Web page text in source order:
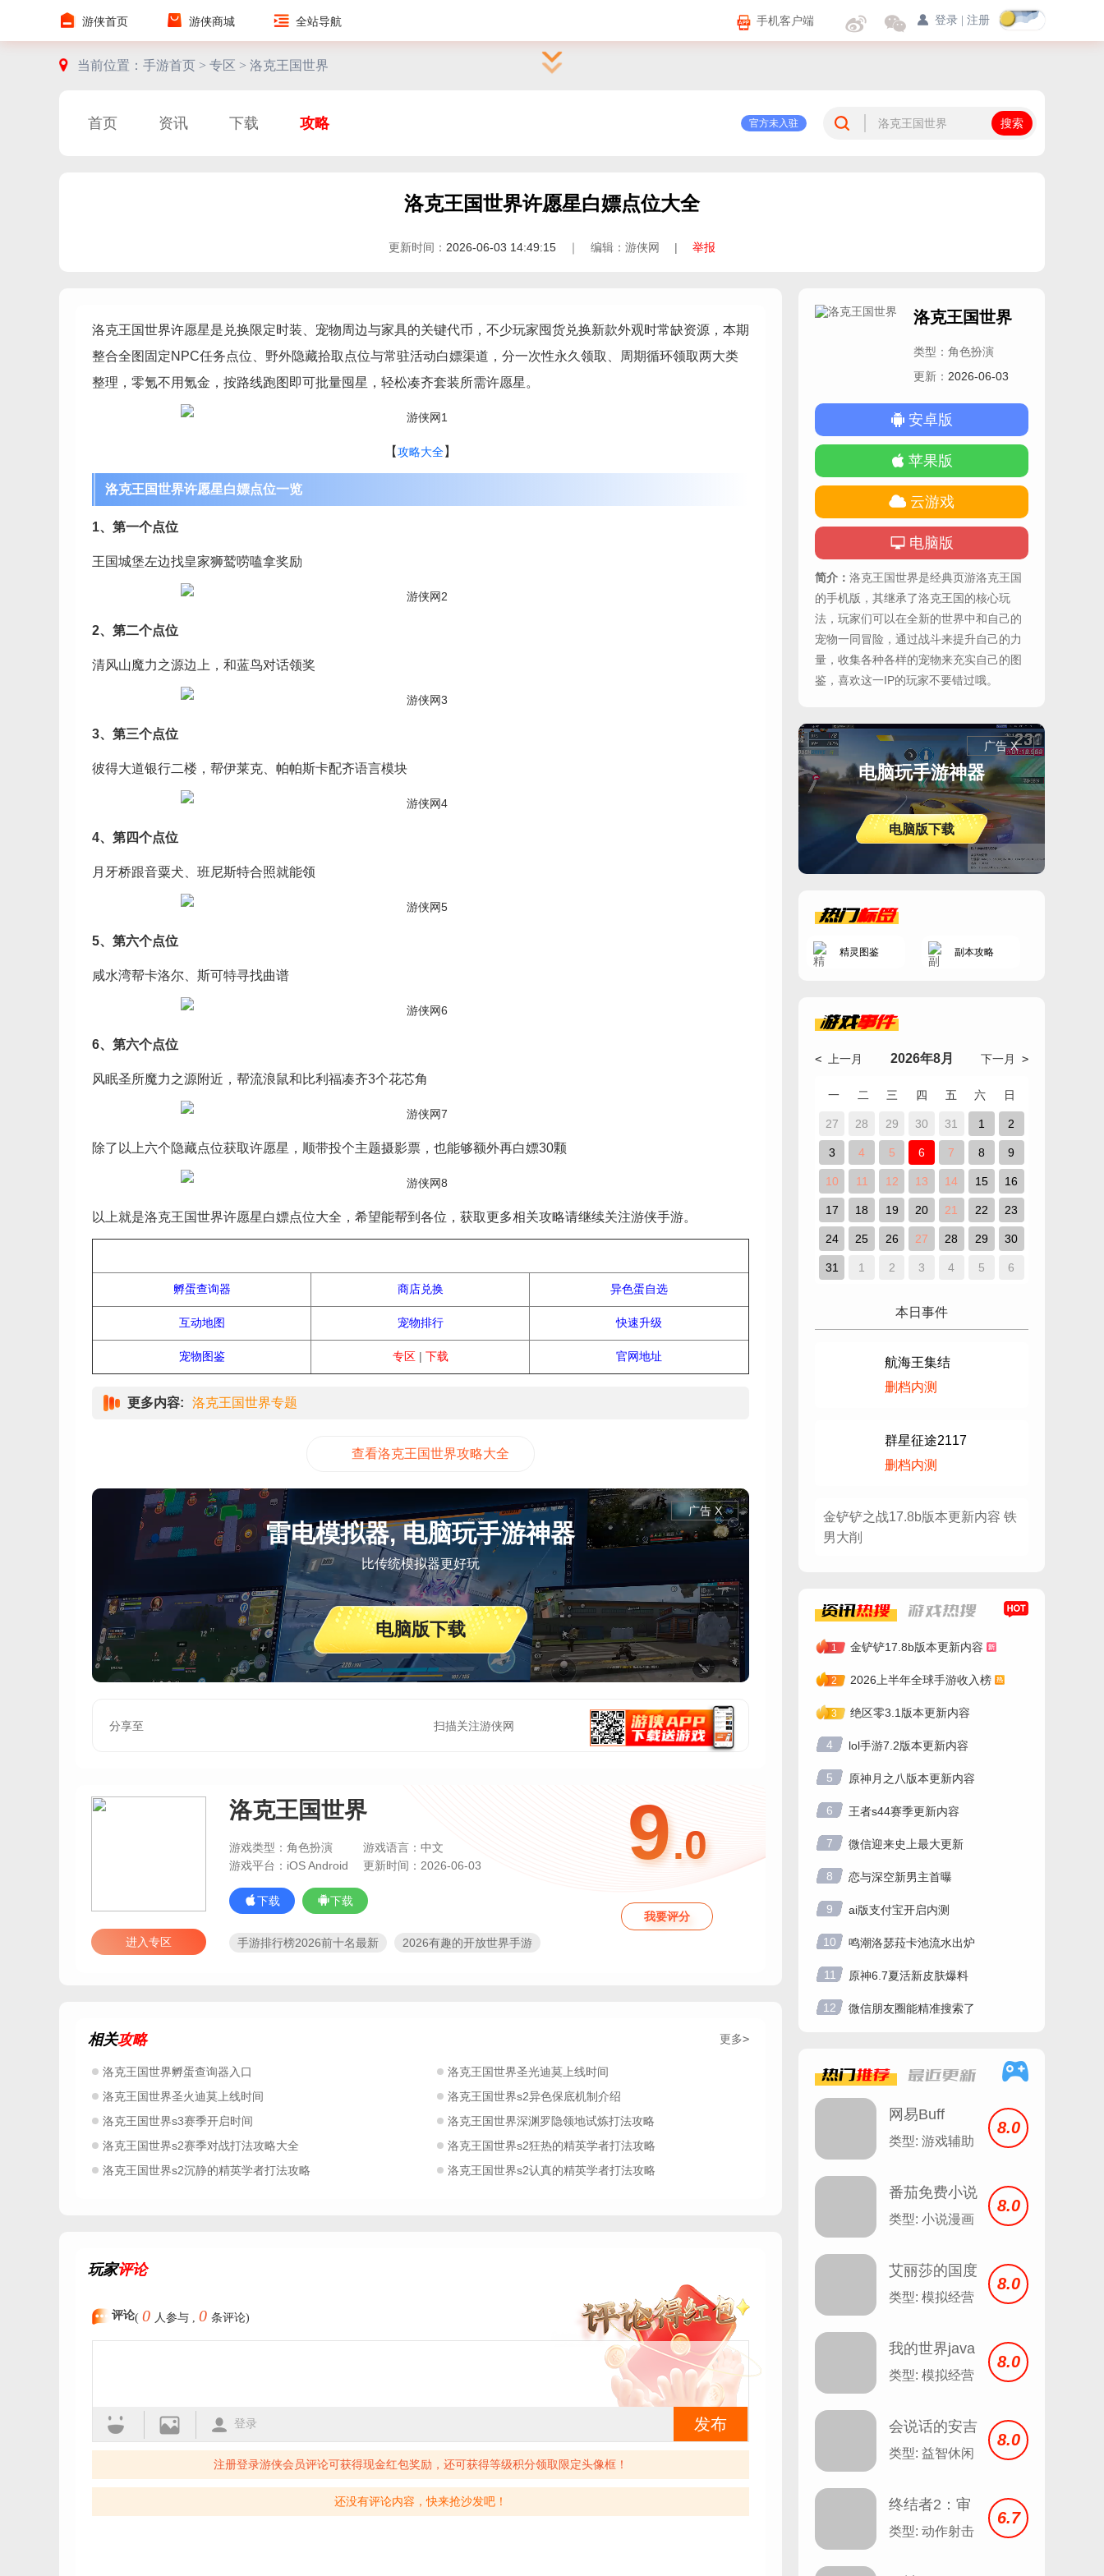
游侠首页 游侠商城 全站导航 登录 注册
手机客户端
当前位置： 手游首页 > 专区 > 洛克王国世界
首页 资讯 下载 攻略 官方未入驻
洛克王国世界许愿星白嫖点位大全
更新时间： 2026-06-03 14:49:15 ｜ 编辑：游侠网 | 举报
洛克王国世界许愿星是兑换限定时装、宠物周边与家具的关键代币，不少玩家囤货兑换新款外观时常缺资源，本期
整合全图固定NPC任务点位、野外隐藏拾取点位与常驻活动白嫖渠道，分一次性永久领取、周期循环领取两大类
整理，零氪不用氪金，按路线跑图即可批量囤星，轻松凑齐套装所需许愿星。
【攻略大全】
洛克王国世界许愿星白嫖点位一览
1、第一个点位
王国城堡左边找皇家狮鹫唠嗑拿奖励
2、第二个点位
清风山魔力之源边上，和蓝鸟对话领奖
3、第三个点位
彼得大道银行二楼，帮伊莱克、帕帕斯卡配齐语言模块
4、第四个点位
月牙桥跟音粟犬、班尼斯特合照就能领
5、第六个点位
咸水湾帮卡洛尔、斯可特寻找曲谱
6、第六个点位
风眠圣所魔力之源附近，帮流浪鼠和比利福凑齐3个花芯角
除了以上六个隐藏点位获取许愿星，顺带投个主题摄影票，也能够额外再白嫖30颗
以上就是洛克王国世界许愿星白嫖点位大全，希望能帮到各位，获取更多相关攻略请继续关注游侠手游。
孵蛋查询器 商店兑换 异色蛋自选
互动地图 宠物排行 快速升级
宠物图鉴 专区| 下载 官网地址
更多内容: 洛克王国世界专题
查看洛克王国世界攻略大全
雷电模拟器, 电脑玩手游神器
比传统模拟器更好玩
电脑版下载
广告 X
分享至 扫描关注游侠网
洛克王国世界
游戏类型：角色扮演
游戏语言：中文
游戏平台：iOS Android
更新时间：2026-06-03
下载 下载
9.0
我要评分
进入专区
手游排行榜2026前十名最新
2026有趣的开放世界手游
征服世界的游戏
世界型的战争策略游戏
洛克王国世界
洛克王国世界手机版
洛克王国世界正版
洛克王国世界官方版
洛克王国世界安卓版
相关攻略 更多>
洛克王国世界孵蛋查询器入口
洛克王国世界圣光迪莫上线时间
洛克王国世界圣火迪莫上线时间
洛克王国世界s2异色保底机制介绍
洛克王国世界s3赛季开启时间
洛克王国世界深渊罗隐领地试炼打法攻略
洛克王国世界s2赛季对战打法攻略大全
洛克王国世界s2狂热的精英学者打法攻略
洛克王国世界s2沉静的精英学者打法攻略
洛克王国世界s2认真的精英学者打法攻略
玩家评论
评论( 0 人参与 , 0 条评论)
登录 发布
注册登录游侠会员评论可获得现金红包奖励，还可获得等级积分领取限定头像框！
还没有评论内容，快来抢沙发吧！
洛克王国世界
类型：角色扮演
更新： 2026-06-03
安卓版
苹果版
云游戏
电脑版
简介： 洛克王国世界是经典页游洛克王国
的手机版，其继承了洛克王国的核心玩
法，玩家们可以在全新的世界中和自己的
宠物一同冒险，通过战斗来提升自己的力
量，收集各种各样的宠物来充实自己的图
鉴，喜欢这一IP的玩家不要错过哦。
电脑玩手游神器
电脑版下载
广告 X
热门标签
精灵图鉴 副本攻略
游戏事件
< 上一月 2026年8月 下一月 >
一 二 三 四 五 六 日
27 28 29 30 31 1 2
3 4 5 6 7 8 9
10 11 12 13 14 15 16
17 18 19 20 21 22 23
24 25 26 27 28 29 30
31 1 2 3 4 5 6
本日事件
航海王集结
删档内测
群星征途2117
删档内测
金铲铲之战17.8b版本更新内容 铁
男大削
资讯热搜 游戏热搜
1 金铲铲17.8b版本更新内容
2 2026上半年全球手游收入榜
3 绝区零3.1版本更新内容
4 lol手游7.2版本更新内容
5 原神月之八版本更新内容
6 王者s44赛季更新内容
7 微信迎来史上最大更新
8 恋与深空新男主首曝
9 ai版支付宝开启内测
10 鸣潮洛瑟菈卡池流水出炉
11 原神6.7夏活新皮肤爆料
12 微信朋友圈能精准搜索了
热门推荐 最近更新
网易Buff
类型: 游戏辅助
8.0
番茄免费小说
安卓
类型: 小说漫画
8.0
艾丽莎的国度
类型: 模拟经营
8.0
我的世界java
版
类型: 模拟经营
8.0
会说话的安吉
拉 Talking
类型: 益智休闲
8.0
终结者2：审
判日
类型: 动作射击
6.7